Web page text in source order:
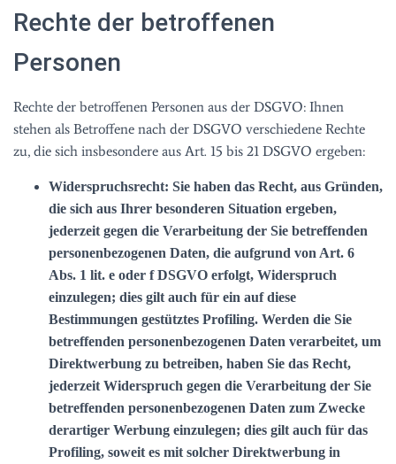
Rechte der betroffenen
Personen
Rechte der betroffenen Personen aus der DSGVO: Ihnen
stehen als Betroffene nach der DSGVO verschiedene Rechte
zu, die sich insbesondere aus Art. 15 bis 21 DSGVO ergeben:
Widerspruchsrecht: Sie haben das Recht, aus Gründen,
die sich aus Ihrer besonderen Situation ergeben,
jederzeit gegen die Verarbeitung der Sie betreffenden
personenbezogenen Daten, die aufgrund von Art. 6
Abs. 1 lit. e oder f DSGVO erfolgt, Widerspruch
einzulegen; dies gilt auch für ein auf diese
Bestimmungen gestütztes Profiling. Werden die Sie
betreffenden personenbezogenen Daten verarbeitet, um
Direktwerbung zu betreiben, haben Sie das Recht,
jederzeit Widerspruch gegen die Verarbeitung der Sie
betreffenden personenbezogenen Daten zum Zwecke
derartiger Werbung einzulegen; dies gilt auch für das
Profiling, soweit es mit solcher Direktwerbung in